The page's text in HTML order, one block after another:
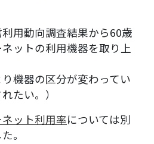
用動向調査結果から60歳
ットの利用機器を取り上
り機器の区分が変わってい
たい。）
ット利用率については別
。